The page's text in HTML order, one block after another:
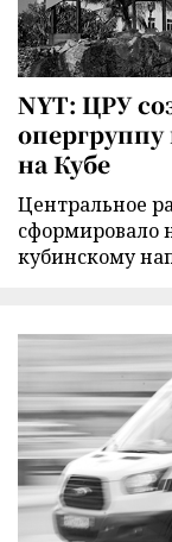
NYT: ЦРУ
на Кубе
Центральное
сформировало
кубинскому